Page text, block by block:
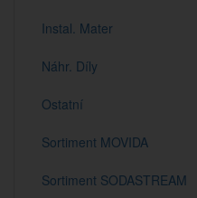
Instal. Mater
Náhr. Díly
Ostatní
Sortiment MOVIDA
Sortiment SODASTREAM